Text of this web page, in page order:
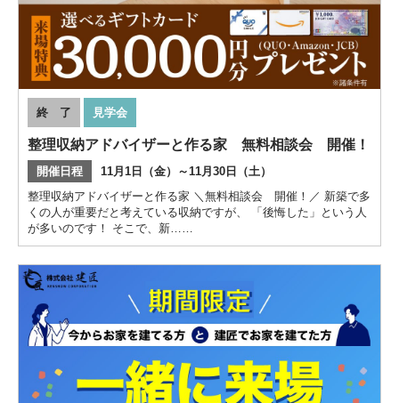
終 了 見学会
整理収納アドバイザーと作る家 無料相談会 開催！
開催日程
11月1日（金）～11月30日（土）
整理収納アドバイザーと作る家 ＼無料相談会 開催！／ 新築で多
くの人が重要だと考えている収納ですが、 「後悔した」という人
が多いのです！ そこで、新……